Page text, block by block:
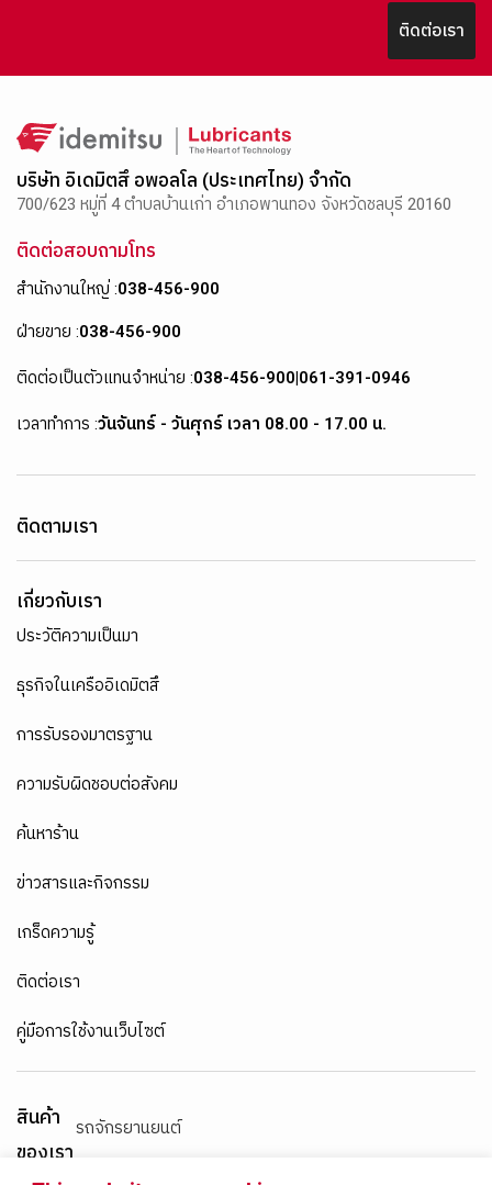
ติดต่อเรา
บริษัท อิเดมิตสึ อพอลโล (ประเทศไทย) จำกัด
700/623 หมู่ที่ 4 ตำบลบ้านเก่า อำเภอพานทอง จังหวัดชลบุรี 20160
ติดต่อสอบถามโทร
สำนักงานใหญ่ :038-456-900
ฝ่ายขาย :038-456-900
ติดต่อเป็นตัวแทนจำหน่าย :038-456-900 061-391-0946
เวลาทำการ :วันจันทร์ - วันศุกร์ เวลา 08.00 - 17.00 น.
ติดตามเรา
เกี่ยวกับเรา
ประวัติความเป็นมา
ธุรกิจในเครืออิเดมิตสึ
การรับรองมาตรฐาน
ความรับผิดชอบต่อสังคม
ค้นหาร้าน
ข่าวสารและกิจกรรม
เกร็ดความรู้
ติดต่อเรา
คู่มือการใช้งานเว็บไซต์
สินค้า
ของเรา
รถจักรยานยนต์